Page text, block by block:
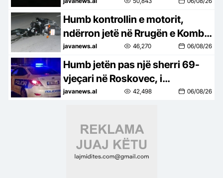
Humb kontrollin e motorit,
ndërron jetë në Rrugën e Kombit
shqiptari nga Kosova
javanews.al 46,270 06/08/26
Humb jetën pas një sherri 69-
vjeçari në Roskovec, i
pranishëm edhe i biri! Dinamika
javanews.al 42,498 06/08/26